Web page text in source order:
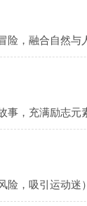
险，融合自然与
事，充满励志元
险，吸引运动迷）